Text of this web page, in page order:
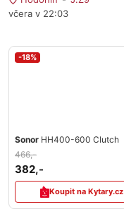
včera v 22:03
-18%
Sonor HH400-600 Clutch
466,-
382,-
Koupit na Kytary.cz